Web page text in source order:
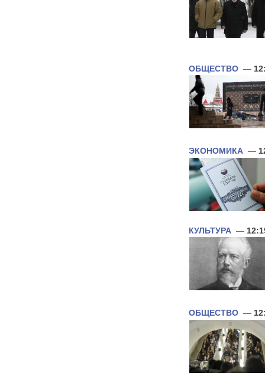
ОБЩЕСТВО —
ЭКОНОМИКА —
КУЛЬТУРА —
ОБЩЕСТВО —